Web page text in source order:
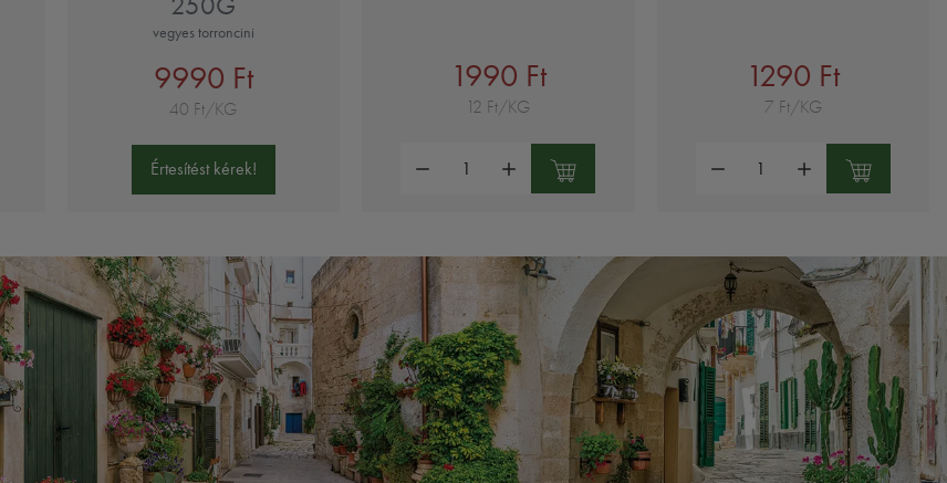
vegyes torroncini
9990 Ft
40 Ft/KG
Értesítést kérek!
1990 Ft
12 Ft/KG
1290 Ft
7 Ft/KG